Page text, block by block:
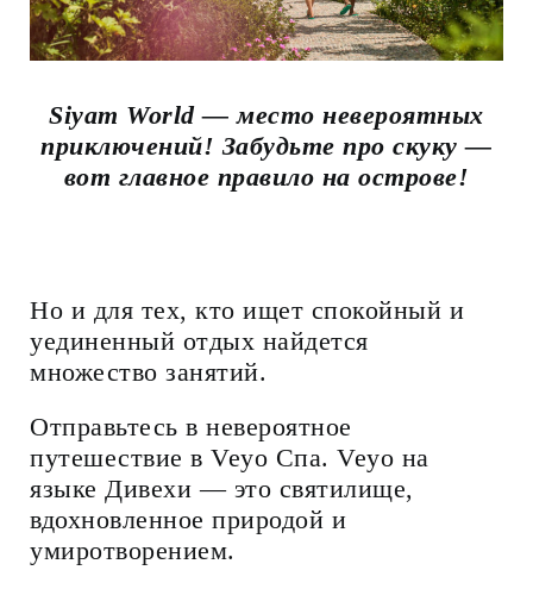
Siyam World — место невероятных
приключений! Забудьте про скуку —
вот главное правило на острове!
Но и для тех, кто ищет спокойный и
уединенный отдых найдется
множество занятий.
Отправьтесь в невероятное
путешествие в Veyo Спа. Veyo на
языке Дивехи — это святилище,
вдохновленное природой и
умиротворением.